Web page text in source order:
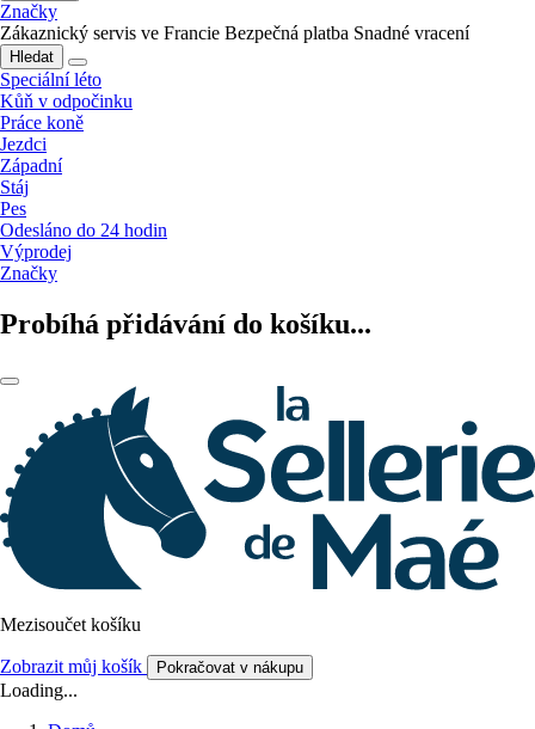
Značky
Zákaznický servis ve Francie Bezpečná platba Snadné vracení
Hledat
Speciální léto
Kůň v odpočinku
Práce koně
Jezdci
Západní
Stáj
Pes
Odesláno do 24 hodin
Výprodej
Značky
Probíhá přidávání do košíku...
Mezisoučet košíku
Zobrazit můj košík Pokračovat v nákupu
Loading...